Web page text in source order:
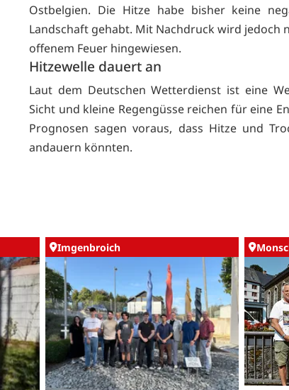
Ostbelgien. Die Hitze habe bisher keine
Landschaft gehabt. Mit Nachdruck wird jedoch
offenem Feuer hingewiesen.
Hitzewelle dauert an
Laut dem Deutschen Wetterdienst ist eine
Sicht und kleine Regengüsse reichen für eine
Prognosen sagen voraus, dass Hitze und
andauern könnten.
Imgenbroich